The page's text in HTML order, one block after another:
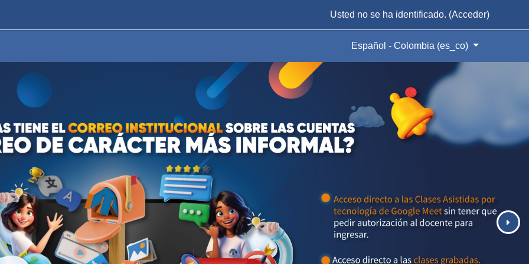
Usted no se ha identificado. (Acceder)
Español - Colombia ‎(es_co)‎